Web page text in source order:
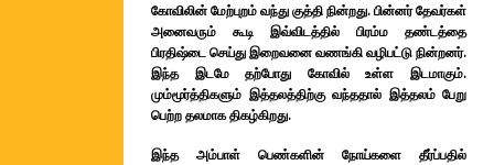
கோவிலின் மேற்புறம் வந்து குத்தி நின்றது. பின்னர் தேவர்கள்
அனைவரும் கூடி இவ்விடத்தில் பிரம்ம தண்டத்தை
பிரதிஷ்டை செய்து இறைவனை வணங்கி வழிபட்டு நின்றனர்.
இந்த இடமே தற்போது கோவில் உள்ள இடமாகும்.
மும்மூர்த்திகளும் இத்தலத்திற்கு வந்ததால் இத்தலம் பேறு
பெற்ற தலமாக திகழ்கிறது.
இந்த அம்பாள் பெண்களின் நோய்களை தீர்ப்பதில்